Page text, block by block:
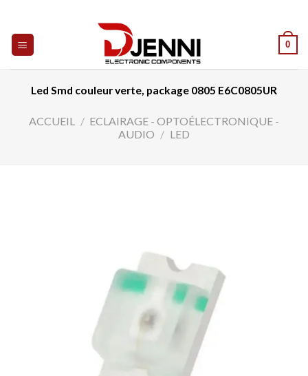
content
0
Led Smd couleur verte, package 0805 E6C0805UR
ACCUEIL / ECLAIRAGE - OPTOÉLECTRONIQUE -
AUDIO / LED